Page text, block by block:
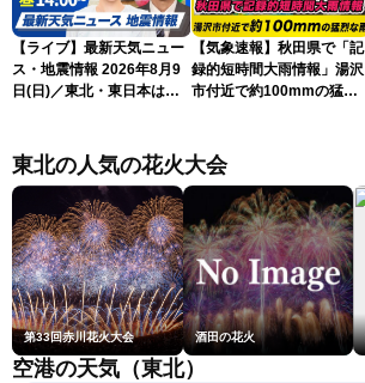
【ライブ】最新天気ニュー
ス・地震情報 2026年8月9
日(日)／東北・東日本は急
小川千奈／芳野達郎〉
【気象速報】秋田県で「記
録的短時間大雨情報」湯沢
市付近で約100mmの猛烈
東北の人気の花火大会
第33回赤川花火大会 酒田の花火
空港の天気（東北）